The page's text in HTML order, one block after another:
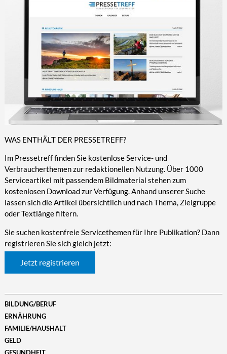
WAS ENTHÄLT DER PRESSETREFF?
Im Pressetreff finden Sie kostenlose Service- und
Verbraucherthemen zur redaktionellen Nutzung. Über 1000
Serviceartikel mit passendem Bildmaterial stehen zum
kostenlosen Download zur Verfügung. Anhand unserer Suche
lassen sich die Artikel übersichtlich und nach Thema, Zielgruppe
oder Textlänge filtern.
Sie suchen kostenfreie Servicethemen für Ihre Publikation? Dann
registrieren Sie sich gleich jetzt:
Jetzt registrieren
BILDUNG/BERUF
ERNÄHRUNG
FAMILIE/HAUSHALT
GELD
GESUNDHEIT